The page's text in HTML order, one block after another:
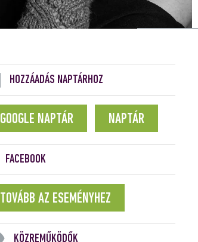
HOZZÁADÁS NAPTÁRHOZ
GOOGLE NAPTÁR NAPTÁR
FACEBOOK
TOVÁBB AZ ESEMÉNYHEZ
KÖZREMŰKÖDŐK